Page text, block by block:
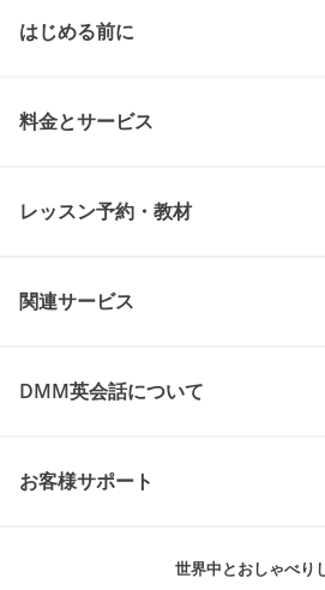
はじめる前に
料金とサービス
レッスン予約・教材
関連サービス
DMM英会話について
お客様サポート
世界中とおしゃべり